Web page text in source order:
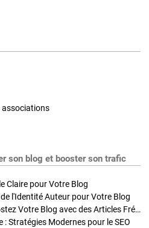
associations
son blog et booster son trafic
Claire pour Votre Blog
l'Identité Auteur pour Votre Blog
Stratégies de Publication : Boostez Votre Blog avec des Articles Fréquents et Exclusifs
: Stratégies Modernes pour le SEO